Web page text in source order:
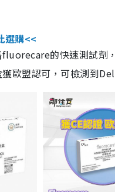
選購<<
的快速測試劑
歐盟認可，可檢測到